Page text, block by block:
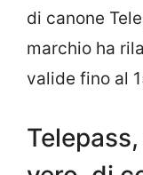
di canone
marchio ha
valide fino al